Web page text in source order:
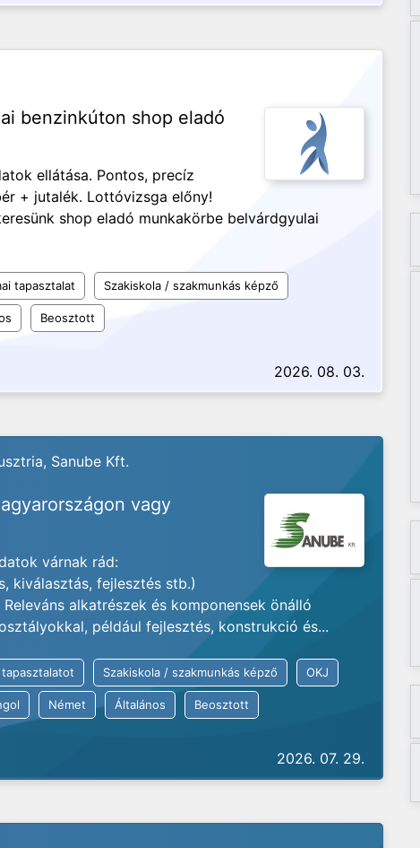
benzinkúton shop eladó
ellátása. Pontos, precíz
+ jutalék. Lottóvizsga előny!
shop eladó munkakörbe belvárdgyulai
tapasztalat Szakiskola / szakmunkás képző
Beosztott
2026. 08. 03.
Sanube Kft.
vagy
várnak rád:
kiválasztás, fejlesztés stb.)
alkatrészek és komponensek önálló
például fejlesztés, konstrukció és...
Szakiskola / szakmunkás képző OKJ
Német Általános Beosztott
2026. 07. 29.